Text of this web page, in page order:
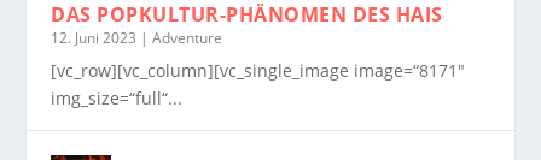
DAS POPKULTUR-PHÄNOMEN DES HAIS
12. Juni 2023 |Adventure
[vc_row][vc_column][vc_single_image image=“8171″
img_size=“full“...